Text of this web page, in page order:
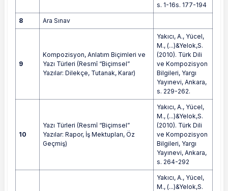
s. 1-16s. 177-194
8 Ara Sınav
9
Kompozisyon, Anlatım Biçimleri ve
Yazı Türleri (Resmî “Biçimsel”
Yazılar: Dilekçe, Tutanak, Karar)
Yakıcı, A., Yücel,
M., (...)&Yelok,S.
(2010). Türk Dili
ve Kompozisyon
Bilgileri, Yargı
Yayınevi, Ankara,
s. 229-262.
10
Yazı Türleri (Resmî “Biçimsel”
Yazılar: Rapor, İş Mektupları, Öz
Geçmiş)
Yakıcı, A., Yücel,
M., (...)&Yelok,S.
(2010). Türk Dili
ve Kompozisyon
Bilgileri, Yargı
Yayınevi, Ankara,
s. 264-292
Yakıcı, A., Yücel,
M., (...)&Yelok,S.